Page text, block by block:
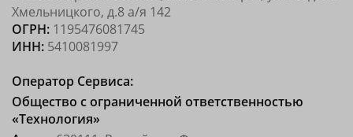
Хмельницкого, д.8 а/я 142
ОГРН: 1195476081745
ИНН: 5410081997
Оператор Сервиса:
Общество с ограниченной ответственностью
«Технология»